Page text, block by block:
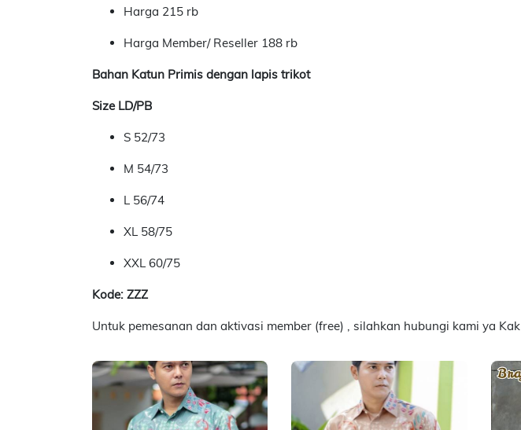
Harga 215 rb
Harga Member/ Reseller 188 rb
Bahan Katun Primis dengan lapis trikot
Size LD/PB
S 52/73
M 54/73
L 56/74
XL 58/75
XXL 60/75
Kode: ZZZ
Untuk pemesanan dan aktivasi member (free) , silahkan hubungi kami ya Kak